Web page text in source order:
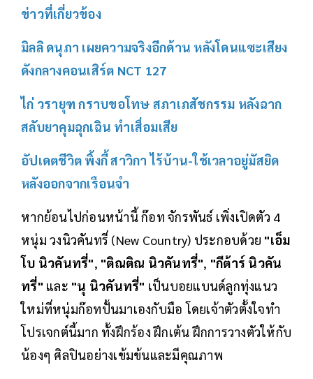
ข่าวที่เกี่ยวข้อง
มิลลิ ดนุภา เผยความจริงอีกด้าน หลังโดนแซะเสียง
ดังกลางคอนเสิร์ต NCT 127
ไก่ วรายุฑ กราบขอโทษ สภาเภสัชกรรม หลังฉาก
สลับยาคุมฉุกเฉิน ทำเสื่อมเสีย
อัปเดตชีวิต พิ้งกี้ สาวิกา ไร้บ้าน-ใช้เวลาอยู่มัสยิด
หลังออกจากเรือนจำ
หากย้อนไปก่อนหน้านี้ ก๊อท จักรพันธ์ เพิ่งเปิดตัว 4
หนุ่ม วงนิวคันทรี่ (New Country) ประกอบด้วย "เอ็ม
โบ นิวคันทรี่", "ติณติณ นิวคันทรี่", "กีต้าร์ นิวคัน
ทรี่" และ "นุ นิวคันทรี่" เป็นบอยแบนด์ลูกทุ่งแนว
ใหม่ที่หนุ่มก๊อทปั้นมาเองกับมือ โดยเจ้าตัวตั้งใจทำ
โปรเจกต์นี้มาก ทั้งฝึกร้อง ฝึกเต้น ฝึกการวางตัวให้กับ
น้องๆ ศิลปินอย่างเข้มข้นและมีคุณภาพ